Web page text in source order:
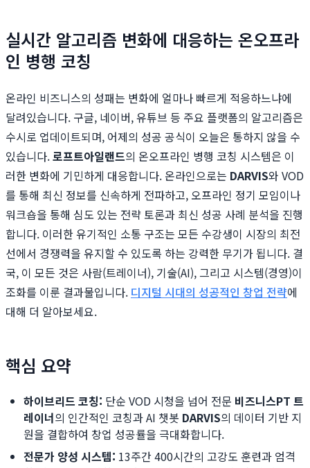
실시간 알고리즘 변화에 대응하는 온오프라
인 병행 코칭
온라인 비즈니스의 성패는 변화에 얼마나 빠르게 적응하느냐에
달려있습니다. 구글, 네이버, 유튜브 등 주요 플랫폼의 알고리즘은
수시로 업데이트되며, 어제의 성공 공식이 오늘은 통하지 않을 수
있습니다.로프트아일랜드의 온오프라인 병행 코칭 시스템은 이
러한 변화에 기민하게 대응합니다. 온라인으로는 DARVIS와 VOD
를 통해 최신 정보를 신속하게 전파하고, 오프라인 정기 모임이나
워크숍을 통해 심도 있는 전략 토론과 최신 성공 사례 분석을 진행
합니다. 이러한 유기적인 소통 구조는 모든 수강생이 시장의 최전
선에서 경쟁력을 유지할 수 있도록 하는 강력한 무기가 됩니다. 결
국, 이 모든 것은 사람(트레이너), 기술(AI), 그리고 시스템(경영)이
조화를 이룬 결과물입니다. 디지털 시대의 성공적인 창업 전략에
대해 더 알아보세요.
핵심 요약
하이브리드 코칭: 단순 VOD 시청을 넘어 전문 비즈니스PT 트
레이너의 인간적인 코칭과 AI 챗봇 DARVIS의 데이터 기반 지
원을 결합하여 창업 성공률을 극대화합니다.
전문가 양성 시스템: 13주간 400시간의 고강도 훈련과 엄격